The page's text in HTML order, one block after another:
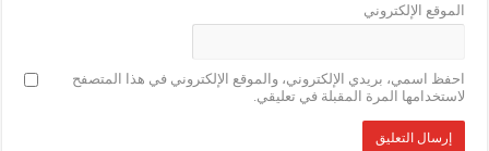
الموقع الإلكتروني
احفظ اسمي، بريدي الإلكتروني، والموقع الإلكتروني في هذا المتصفح
لاستخدامها المرة المقبلة في تعليقي.